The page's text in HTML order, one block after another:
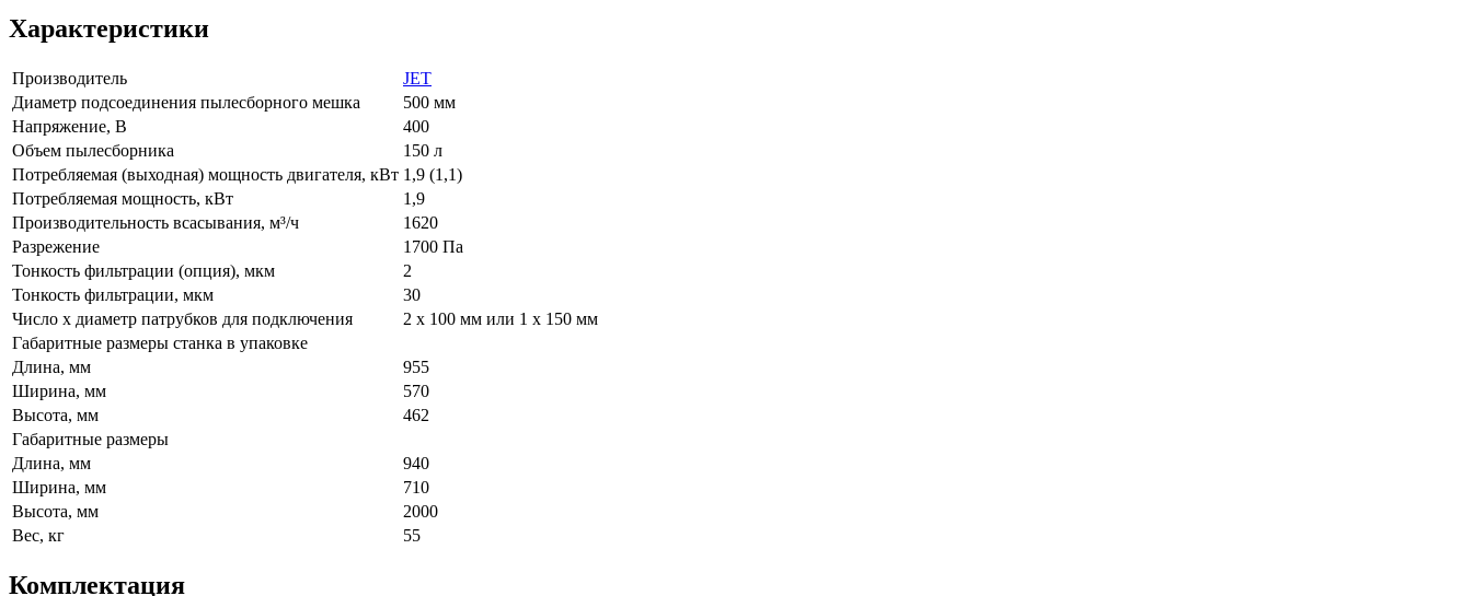
Характеристики
Производитель
JET
Диаметр подсоединения пылесборного мешка
500 мм
Напряжение, В
400
Объем пылесборника
150 л
Потребляемая (выходная) мощность двигателя, кВт 1,9 (1,1)
Потребляемая мощность, кВт
1,9
Производительность всасывания, м³/ч
1620
Разрежение
1700 Па
Тонкость фильтрации (опция), мкм
2
Тонкость фильтрации, мкм
30
Число х диаметр патрубков для подключения
2 х 100 мм или 1 х 150 мм
Габаритные размеры станка в упаковке
Длина, мм
955
Ширина, мм
570
Высота, мм
462
Габаритные размеры
Длина, мм
940
Ширина, мм
710
Высота, мм
2000
Вес, кг
55
Комплектация